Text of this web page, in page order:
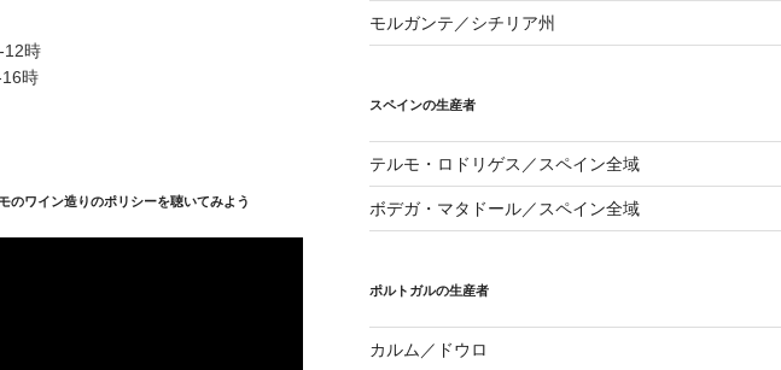
時
時
のワイン造りのポリシーを聴いてみよう
モルガンテ／シチリア州
スペインの生産者
テルモ・ロドリゲス／スペイン全域
ボデガ・マタドール／スペイン全域
ポルトガルの生産者
カルム／ドウロ